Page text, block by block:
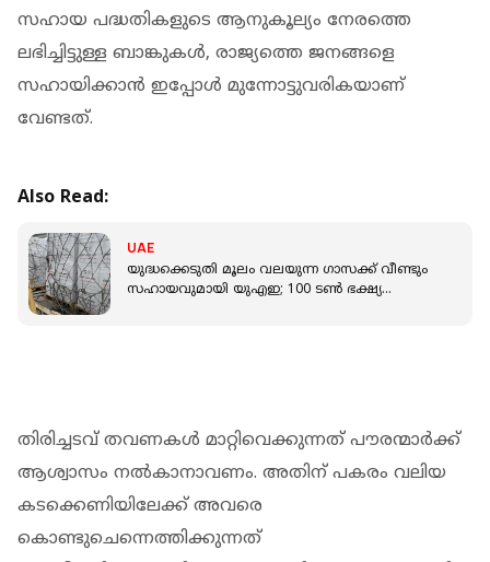
സഹായ പദ്ധതികളുടെ ആനുകൂല്യം നേരത്തെ
ലഭിച്ചിട്ടുള്ള ബാങ്കുകള്‍, രാജ്യത്തെ ജനങ്ങളെ
സഹായിക്കാന്‍ ഇപ്പോള്‍ മുന്നോട്ടുവരികയാണ്
വേണ്ടത്.
Also Read:
UAE
യുദ്ധക്കെടുതി മൂലം വലയുന്ന ഗാസക്ക് വീണ്ടും
സഹായവുമായി യുഎഇ; 100 ടൺ ഭക്ഷ്യ
തിരിച്ചടവ് തവണകള്‍ മാറ്റിവെക്കുന്നത് പൗരന്മാര്‍ക്ക്
ആശ്വാസം നല്‍കാനാവണം. അതിന് പകരം വലിയ
കടക്കെണിയിലേക്ക് അവരെ
കൊണ്ടുചെന്നെത്തിക്കുന്നത്